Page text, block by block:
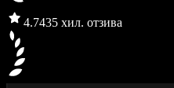
4.7435 хил. отзива